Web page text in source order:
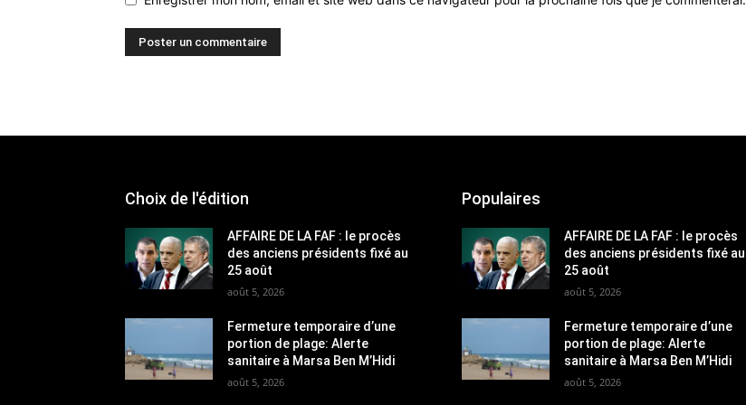
Choix de l'édition
AFFAIRE DE LA FAF : le procès
des anciens présidents fixé au
25 août
août 5, 2026
Fermeture temporaire d’une
portion de plage: Alerte
sanitaire à Marsa Ben M’Hidi
août 5, 2026
Populaires
AFFAIRE DE LA FAF : le procès
des anciens présidents fixé au
25 août
août 5, 2026
Fermeture temporaire d’une
portion de plage: Alerte
sanitaire à Marsa Ben M’Hidi
août 5, 2026